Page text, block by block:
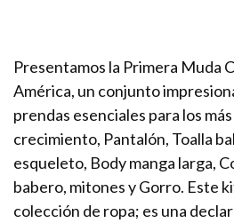
Presentamos la Primera Muda
América, un conjunto
prendas esenciales para los
crecimiento, Pantalón, Toalla
esqueleto, Body manga larga,
babero, mitones y Gorro. Este
colección de ropa; es una